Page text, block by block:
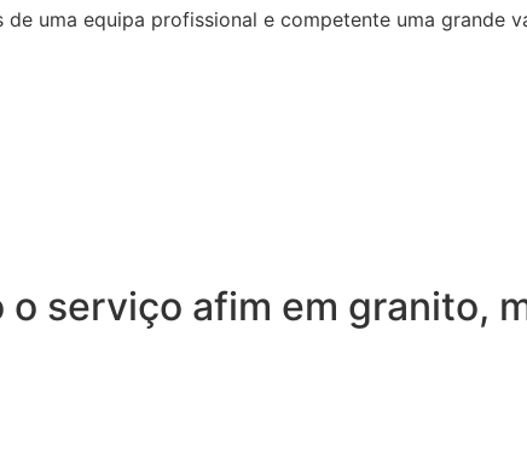
uma equipa profissional e competente uma grande
serviço afim em granito,